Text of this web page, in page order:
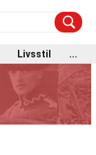
Livsstil ...